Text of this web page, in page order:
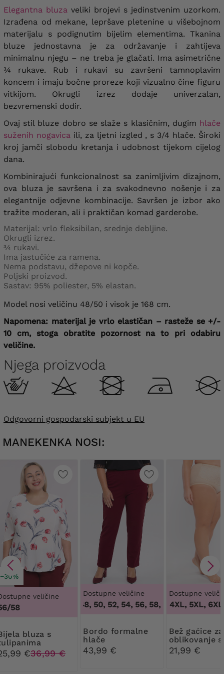
Elegantna bluza veliki brojevi s jedinstvenim uzorkom.
Izrađena od mekane, lepršave pletenine u višebojnom
materijalu s podignutim bijelim elementima. Tkanina
bluze jednostavna je za održavanje i zahtijeva
minimalnu njegu – ne treba je glačati. Ima asimetrične
¾ rukave. Rub i rukavi su završeni tamnoplavim
koncem i imaju bočne proreze koji vizualno čine figuru
vitkijom. Okrugli izrez dodaje univerzalan,
bezvremenski dodir.
Ovaj stil bluze dobro se slaže s klasičnim, dugim hlače
suženih nogavicaili, za ljetni izgled , s 3/4 hlače. Široki
kroj jamči slobodu kretanja i udobnost tijekom cijelog
dana.
Kombinirajući funkcionalnost sa zanimljivim dizajnom,
ova bluza je savršena i za svakodnevno nošenje i za
elegantnije odjevne kombinacije. Savršen je izbor ako
tražite moderan, ali i praktičan komad garderobe.
Materijal: vrlo fleksibilan, srednje debljine.
Okrugli izrez.
¾ rukavi.
Ima jastučiće za ramena.
Nema podstavu, džepove ni kopče.
Poljski proizvod.
Sastav: 95% poliester, 5% elastan.
Model nosi veličinu 48/50 i visok je 168 cm.
Napomena: materijal je vrlo elastičan – rasteže se +/-
10 cm, stoga obratite pozornost na to pri odabiru
veličine.
Njega proizvoda
Odgovorni gospodarski subjekt u EU
MANEKENKA NOSI:
−30%
veličine
58
s
€36,99 €
Dostupne veličine
46, 48, 50, 52, 54, 56, 58, 60, 62, 64,46,
Bordo formalne
hlače
43,99 €
Dostupne
3XL, 4XL, 5XL, 6XL,
Bež gaćice za
oblikovanje s
cvjetnom
21,99 €